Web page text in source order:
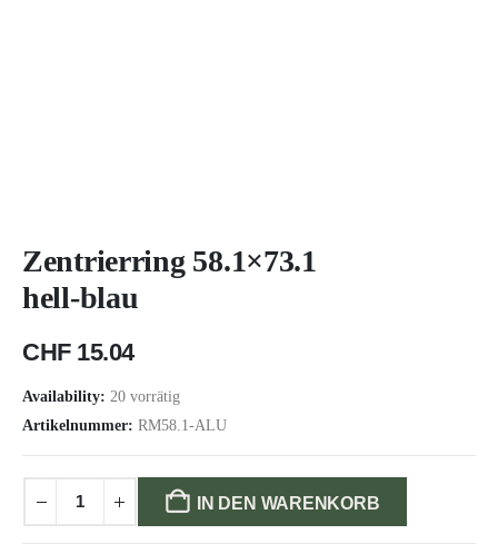
Zentrierring 58.1×73.1
hell-blau
CHF15.04
Availability: 20 vorrätig
Artikelnummer: RM58.1-ALU
IN DEN WARENKORB